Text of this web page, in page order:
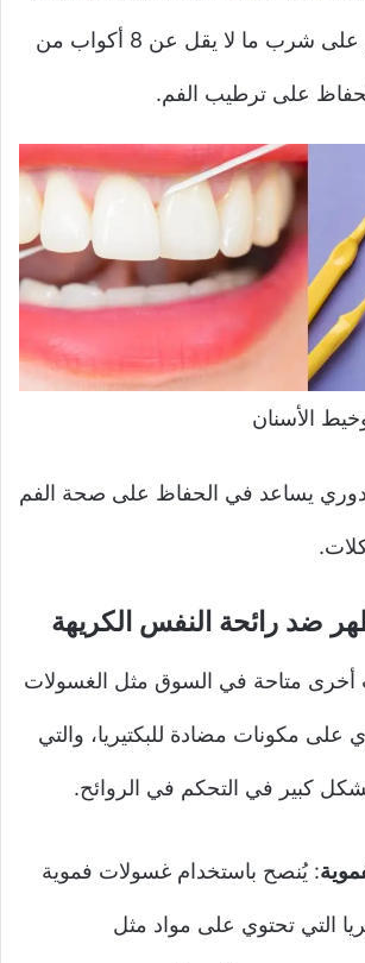
الفم، احرص على شرب ما لا يقل عن 8 أكواب من
على ترطيب الفم.
الأسنان
يساعد في الحفاظ على صحة الفم
ضد رائحة النفس الكريهة
أخرى متاحة في السوق مثل الغسولات
على مكونات مضادة للبكتيريا، والتي
كبير في التحكم في الروائح.
: يُنصح باستخدام غسولات فموية
التي تحتوي على مواد مثل